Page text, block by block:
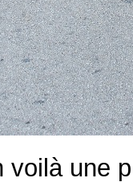
voilà une